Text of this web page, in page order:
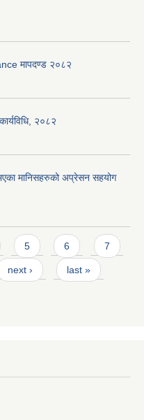
मापदण्ड २०८२
२०८२
मानिसहरुको अप्रेसन सहयोग
5 6 7
next › last »